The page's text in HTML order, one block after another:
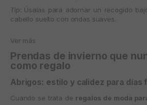
Tip: Úsalas para adornar un recogido
cabello suelto con ondas suaves.
Ver más
Prendas de invierno que
como regalo
Abrigos: estilo y calidez para días
Cuando se trata de regalos de moda